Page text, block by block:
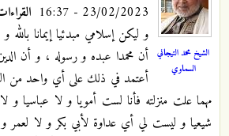
الشيخ محمد التيجاني
السماوي
23/02/2023 - 16:37
و ليكن إسلامي مبدئيا إيمانا
أن محمدا عبده و رسوله ، و أن
أعتمد في ذلك على أي واحد من
مهما علت منزلته فأنا لست أمويا و لا عباسيا و
شيعيا و ليست لي أي عداوة لأبي بكر و لا لعمر